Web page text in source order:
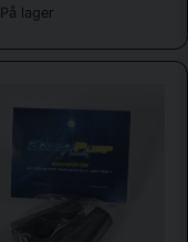
På lager